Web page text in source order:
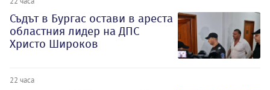
Съдът в Бургас остави в ареста
областния лидер на ДПС
Христо Широков
22 часа